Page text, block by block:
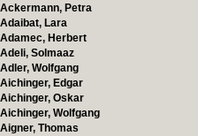
Ackermann, Petra
Adaibat, Lara
Adamec, Herbert
Adeli, Solmaaz
Adler, Wolfgang
Aichinger, Edgar
Aichinger, Oskar
Aichinger, Wolfgang
Aigner, Thomas